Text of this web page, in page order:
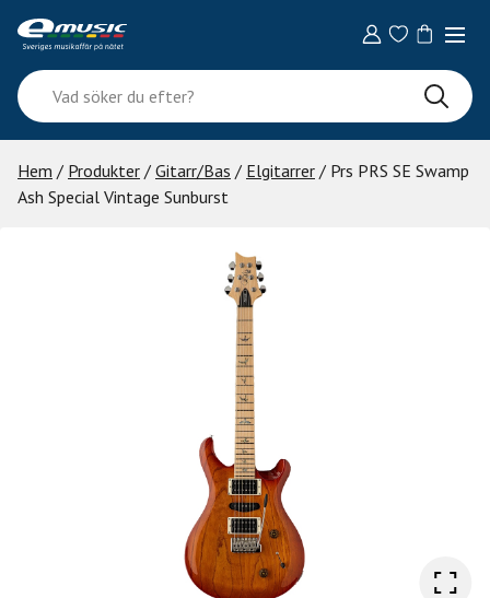
content
Vad
söker
du
efter?
Hem / Produkter / Gitarr/Bas / Elgitarrer / Prs PRS SE Swamp
Ash Special Vintage Sunburst